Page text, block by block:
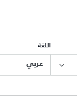
اللغة
عربي